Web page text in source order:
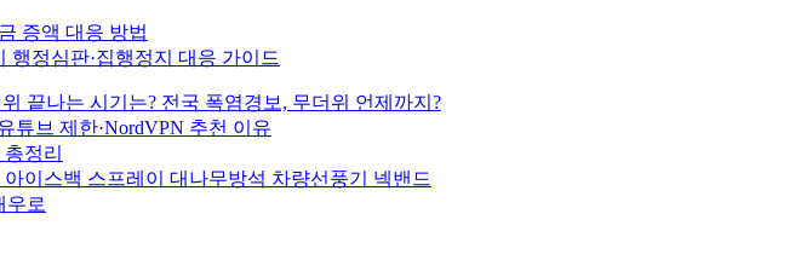
증액 대응 방법
정심판·집행정지 대응 가이드
끝나는 시기는? 전국 폭염경보, 무더위 언제까지?
튜브 제한·NordVPN 추천 이유
정리
이스백 스프레이 대나무방석 차량선풍기 넥밴드
우로